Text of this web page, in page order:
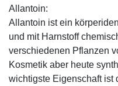
Allantoin:
Allantoin ist ein
und mit Harnstoff
verschiedenen Pflanzen
Kosmetik aber heute
wichtigste Eigenschaft ist